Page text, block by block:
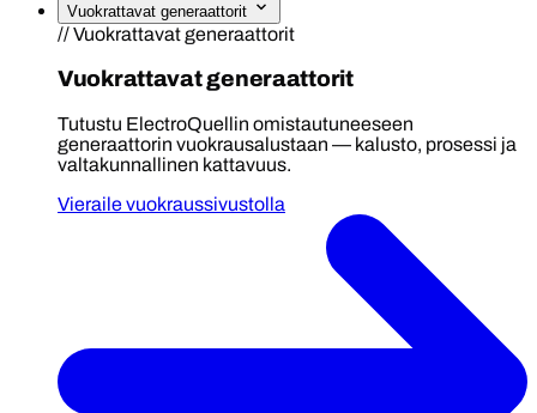
Vuokrattavat generaattorit
// Vuokrattavat generaattorit
Vuokrattavat generaattorit
Tutustu ElectroQuellin omistautuneeseen
generaattorin vuokrausalustaan — kalusto, prosessi ja
valtakunnallinen kattavuus.
Vieraile vuokraussivustolla